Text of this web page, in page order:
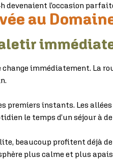
devenaient l’occasion
au
change immédiatement.
instants. Les
le temps d’un séjour à
beaucoup profitent déjà
plus calme et plus